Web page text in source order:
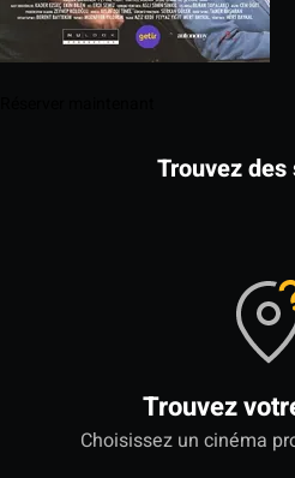
Trouvez des
Trouvez
Choisissez un cinéma